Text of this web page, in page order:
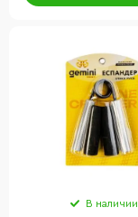
В наличии